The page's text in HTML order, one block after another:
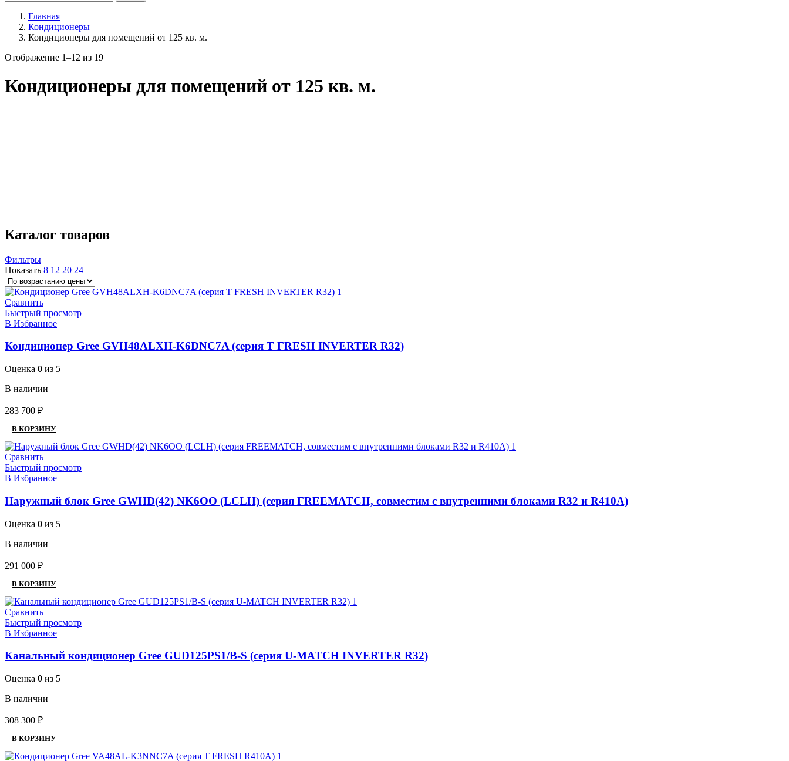
Главная
Кондиционеры
Кондиционеры для помещений от 125 кв. м.
Отображение 1–12 из 19Цены:
Кондиционеры для помещений от 125 кв. м.
Каталог товаров
Фильтры
Показать 8 12 20 24
Сравнить
Быстрый просмотр
В Избранное
Кондиционер Gree GVH48ALXH-K6DNC7A (серия T FRESH INVERTER R32)
Оценка 0 из 5
В наличии
283 700 ₽
В КОРЗИНУ
Сравнить
Быстрый просмотр
В Избранное
Наружный блок Gree GWHD(42) NK6OO (LCLH) (серия FREEMATCH, совместим с внутренними блоками R32 и R410A)
Оценка 0 из 5
В наличии
291 000 ₽
В КОРЗИНУ
Сравнить
Быстрый просмотр
В Избранное
Канальный кондиционер Gree GUD125PS1/B-S (серия U-MATCH INVERTER R32)
Оценка 0 из 5
В наличии
308 300 ₽
В КОРЗИНУ